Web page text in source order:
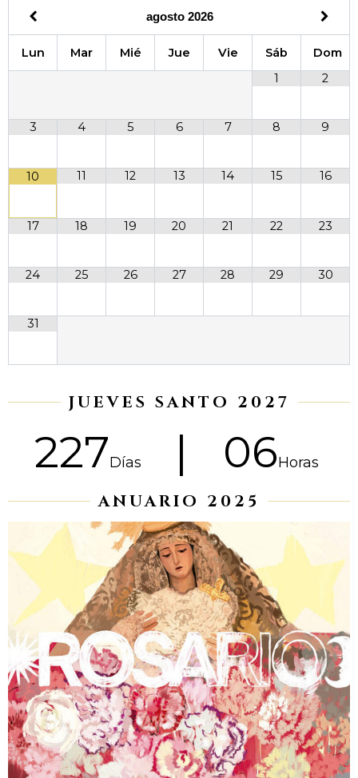
k
g
a
i
t
e
agosto 2026
Lun Mar Mié Jue Vie Sáb
Dom
1
2
3 4 5 6 7 8 9
10 11 12 13 14 15 16
17 18 19 20 21 22 23
24 25 26 27 28 29 30
31
JUEVES SANTO 2027
227Días 06Horas
ANUARIO 2025